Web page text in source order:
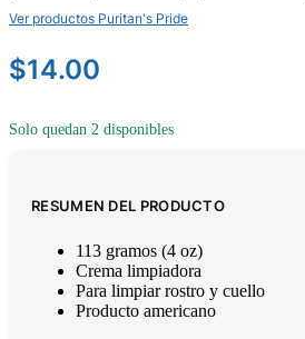
Ver productos Puritan's Pride
$14.00
Solo quedan 2 disponibles
RESUMEN DEL PRODUCTO
113 gramos (4 oz)
Crema limpiadora
Para limpiar rostro y cuello
Producto americano